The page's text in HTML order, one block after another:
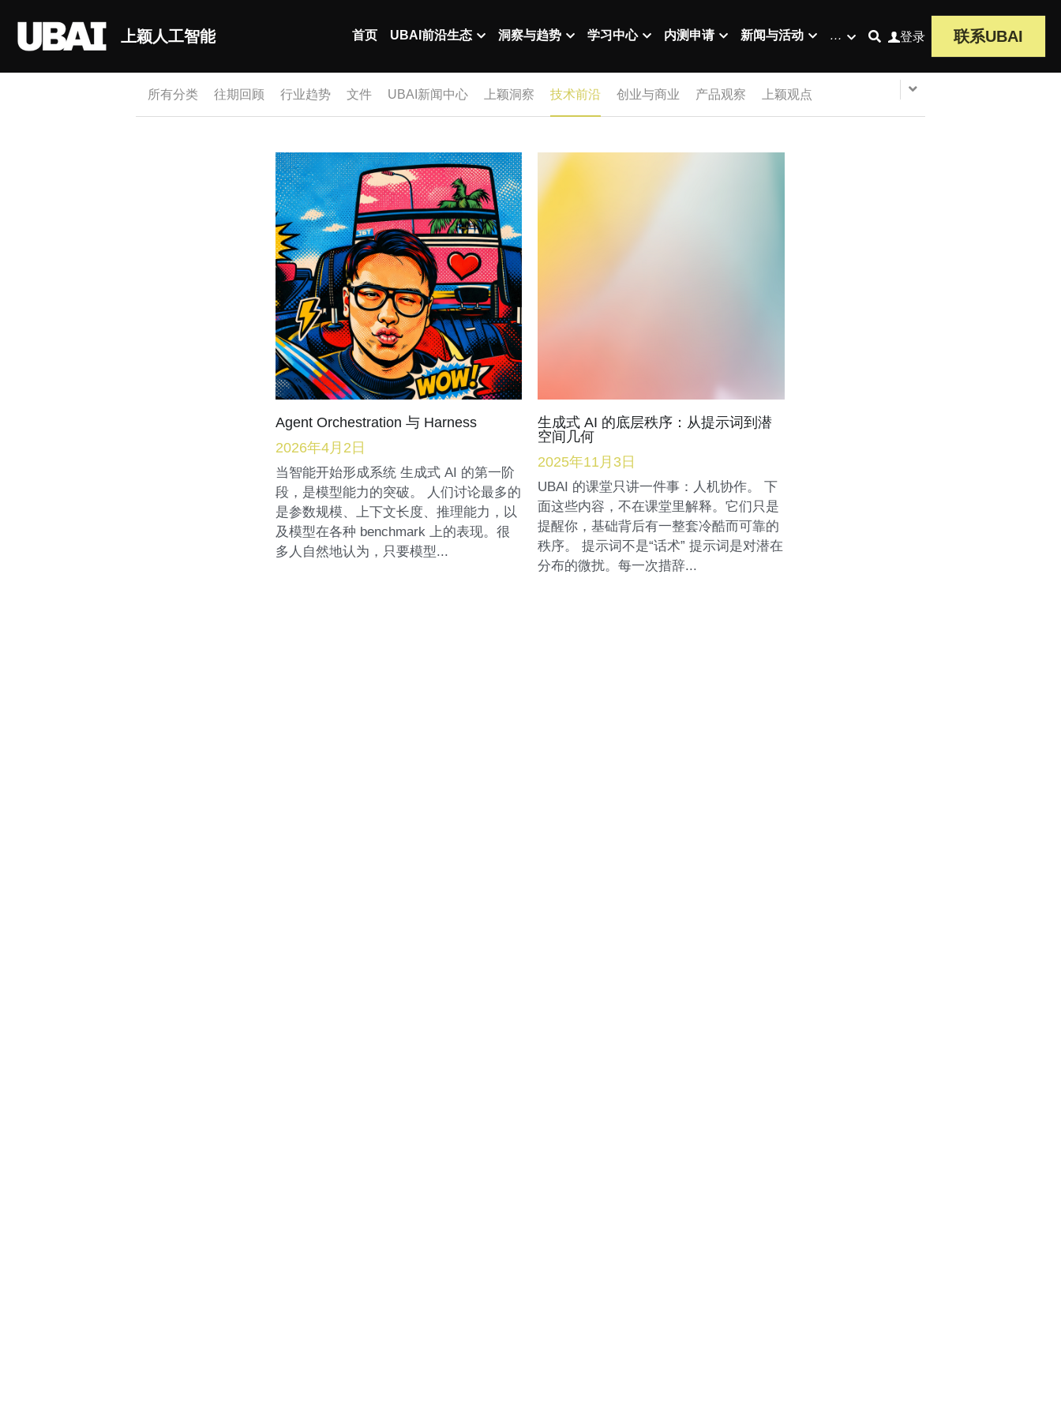
上颖人工智能 首页 UBAI前沿生态 洞察与趋势 学习中心 内测申请 新闻与活动 … 登录 联系UBAI
所有分类 往期回顾 行业趋势 文件 UBAI新闻中心 上颖洞察 技术前沿 创业与商业 产品观察 上颖观点
Agent Orchestration 与 Harness
2026年4月2日
当智能开始形成系统 生成式 AI 的第一阶
段，是模型能力的突破。 人们讨论最多的
是参数规模、上下文长度、推理能力，以
及模型在各种 benchmark 上的表现。很
多人自然地认为，只要模型...
生成式 AI 的底层秩序：从提示词到潜
空间几何
2025年11月3日
UBAI 的课堂只讲一件事：人机协作。 下
面这些内容，不在课堂里解释。它们只是
提醒你，基础背后有一整套冷酷而可靠的
秩序。 提示词不是“话术” 提示词是对潜在
分布的微扰。每一次措辞...